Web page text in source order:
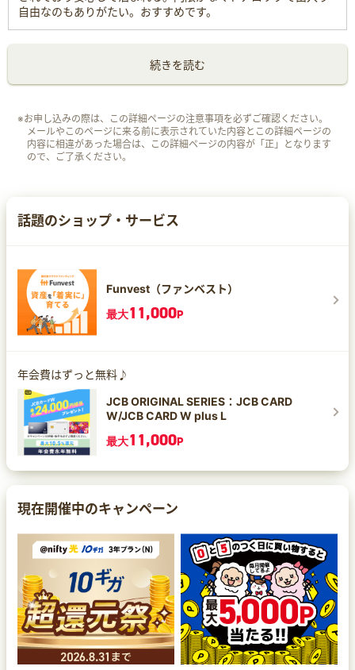
自由なのもありがたい。おすすめです。
続きを読む
※お申し込みの際は、この詳細ページの注意事項を必ずご確認ください。
メールやこのページに来る前に表示されていた内容とこの詳細ページの
内容に相違があった場合は、この詳細ページの内容が「正」となります
ので、ご了承ください。
話題のショップ・サービス
Funvest（ファンベスト）
最大11,000P
年会費はずっと無料♪
JCB ORIGINAL SERIES：JCB CARD
W/JCB CARD W plus L
最大11,000P
現在開催中のキャンペーン